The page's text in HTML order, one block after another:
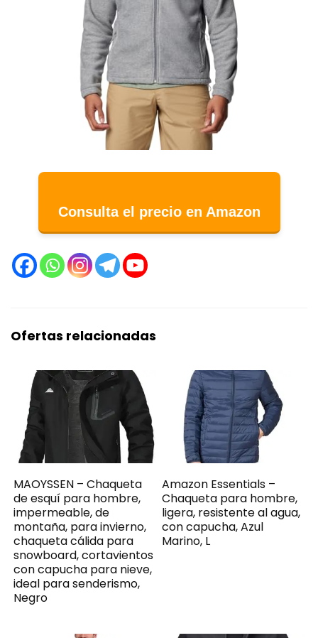
Consulta el precio en Amazon
Ofertas relacionadas
MAOYSSEN – Chaqueta
de esquí para hombre,
impermeable, de
montaña, para invierno,
chaqueta cálida para
snowboard, cortavientos
con capucha para nieve,
ideal para senderismo,
Negro
Amazon Essentials –
Chaqueta para hombre,
ligera, resistente al agua,
con capucha, Azul
Marino, L